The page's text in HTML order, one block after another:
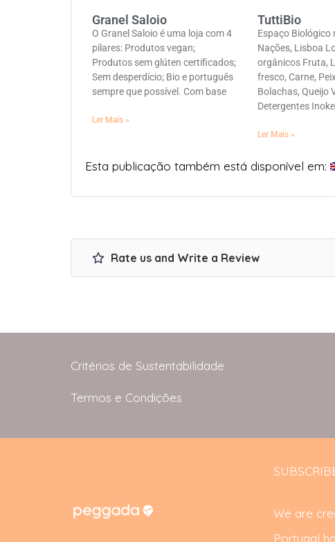
Granel Saloio
O Granel Saloio é uma loja com 4
pilares: Produtos vegan;
Produtos sem glúten certificados;
Sem desperdício; Bio e português
sempre que possível. Com base
Ler Mais »
TuttiBio
Espaço Biológico
Nações, Lisboa
orgânicos Fruta,
fresco, Carne,
Bolachas, Queijo
Detergentes
Ler Mais »
Esta publicação também está disponível em:
Rate us and Write a Review
Critérios de Sustentabilidade
Termos e Condições
We are
Portugal